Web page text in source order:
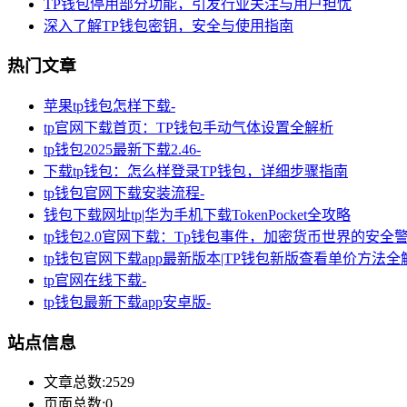
TP钱包停用部分功能，引发行业关注与用户担忧
深入了解TP钱包密钥，安全与使用指南
热门文章
苹果tp钱包怎样下载-
tp官网下载首页：TP钱包手动气体设置全解析
tp钱包2025最新下载2.46-
下载tp钱包：怎么样登录TP钱包，详细步骤指南
tp钱包官网下载安装流程-
钱包下载网址tp|华为手机下载TokenPocket全攻略
tp钱包2.0官网下载：Tp钱包事件，加密货币世界的安全
tp钱包官网下载app最新版本|TP钱包新版查看单价方法全
tp官网在线下载-
tp钱包最新下载app安卓版-
站点信息
文章总数:2529